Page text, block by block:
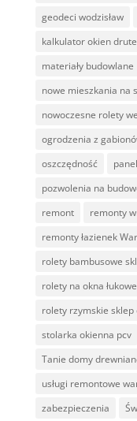
geodeci wodzisław
kalkulator okien
materiały budowlane
nowe mieszkania na
nowoczesne rolety
ogrodzenia z
oszczędność
pozwolenia na
remont
remonty
remonty łazienek
rolety bambusowe
rolety na okna łukowe
rolety rzymskie sklep
stolarka okienna pcv
Tanie domy
usługi remontowe
zabezpieczenia